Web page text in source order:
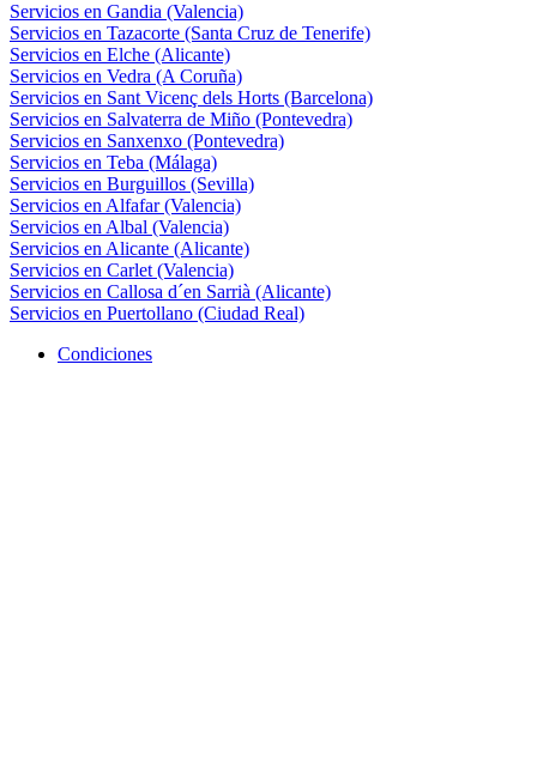
Servicios en Gandia (Valencia)
Servicios en Tazacorte (Santa Cruz de Tenerife)
Servicios en Elche (Alicante)
Servicios en Vedra (A Coruña)
Servicios en Sant Vicenç dels Horts (Barcelona)
Servicios en Salvaterra de Miño (Pontevedra)
Servicios en Sanxenxo (Pontevedra)
Servicios en Teba (Málaga)
Servicios en Burguillos (Sevilla)
Servicios en Alfafar (Valencia)
Servicios en Albal (Valencia)
Servicios en Alicante (Alicante)
Servicios en Carlet (Valencia)
Servicios en Callosa d´en Sarrià (Alicante)
Servicios en Puertollano (Ciudad Real)
Condiciones